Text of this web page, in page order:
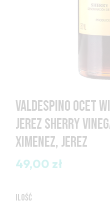
VALDESPINO OCET
JEREZ SHERRY
XIMENEZ, JEREZ
49,00 zł
ILOŚĆ